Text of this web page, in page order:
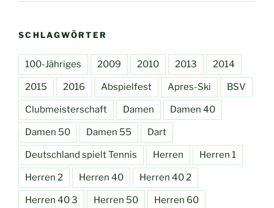
SCHLAGWÖRTER
100-Jähriges 2009 2010 2013 2014
2015 2016 Abspielfest Apres-Ski BSV
Clubmeisterschaft Damen Damen 40
Damen 50 Damen 55 Dart
Deutschland spielt Tennis Herren Herren 1
Herren 2 Herren 40 Herren 40 2
Herren 40 3 Herren 50 Herren 60